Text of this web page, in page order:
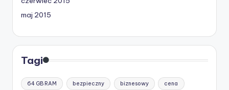
maj 2015
Tagi
64 GB RAM bezpieczny biznesowy cena